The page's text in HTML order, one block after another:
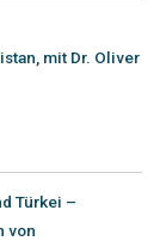
mit Dr. Oliver
Türkei –
von